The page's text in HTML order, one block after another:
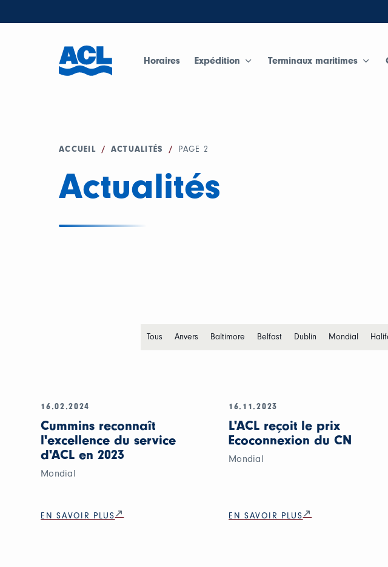
Horaires Expédition Terminaux maritimes
ACCUEIL / ACTUALITÉS / PAGE 2
Actualités
Tous Anvers Baltimore Belfast Dublin Mondial
16.02.2024
Cummins reconnaît
l'excellence du service
d'ACL en 2023
Mondial
EN SAVOIR PLUS
16.11.2023
L'ACL reçoit le prix
Ecoconnexion du CN
Mondial
EN SAVOIR PLUS